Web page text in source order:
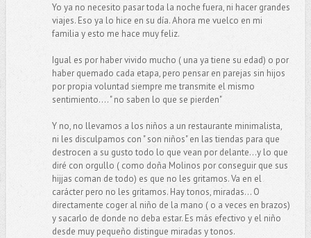
Yo ya no necesito pasar toda la noche fuera, ni hacer grandes
viajes. Eso ya lo hice en su día. Ahora me vuelco en mi
familia y esto me hace muy feliz.
Igual es por haber vivido mucho ( una ya tiene su edad) o por
haber quemado cada etapa, pero pensar en parejas sin hijos
por propia voluntad siempre me transmite el mismo
sentimiento.... " no saben lo que se pierden"
Y no, no llevamos a los niños a un restaurante minimalista,
ni les disculpamos con " son niños" en las tiendas para que
destrocen a su gusto todo lo que vean por delante...y lo que
diré con orgullo ( como doña Molinos por conseguir que sus
hijjas coman de todo) es que no les gritamos. Va en el
carácter pero no les gritamos. Hay tonos, miradas... O
directamente coger al niño de la mano ( o a veces en brazos)
y sacarlo de donde no deba estar. Es más efectivo y el niño
desde muy pequeño distingue miradas y tonos.